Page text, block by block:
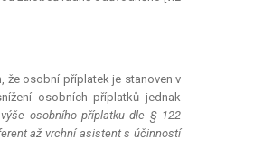
že osobní příplatek je stanoven v
osobních příplatků jednak
osobního příplatku dle § 122
až vrchní asistent s účinností